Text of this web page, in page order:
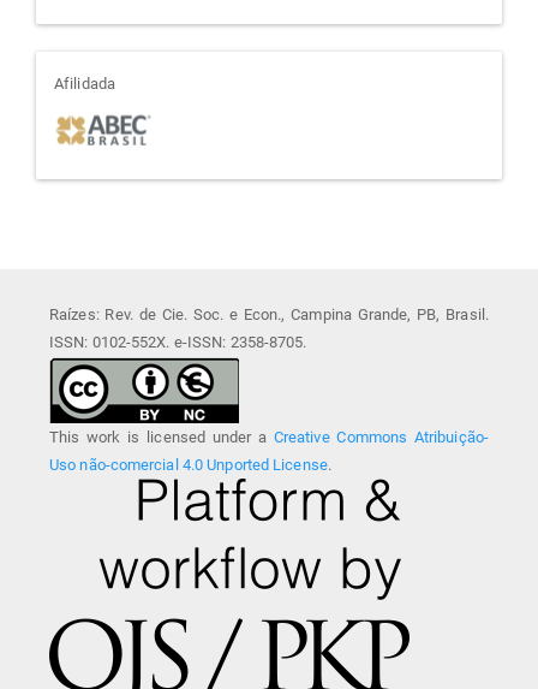
afiliada
Afilidada
Raízes: Rev. de Cie. Soc. e Econ., Campina Grande, PB, Brasil.
ISSN: 0102-552X. e-ISSN: 2358-8705.
This work is licensed under a Creative Commons Atribuição-
Uso não-comercial 4.0 Unported License.